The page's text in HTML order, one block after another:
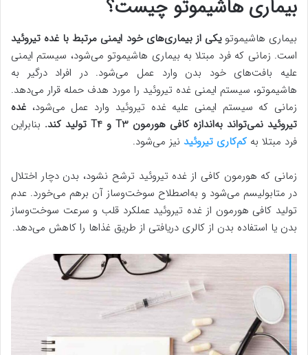
بیماری هاشیموتو چیست؟
بیماری هاشیموتو یکی از بیماری‌های خود ایمنی مرتبط با غده تیروئید
است. زمانی که فرد مبتلا به بیماری هاشیموتو می‌شود، سیستم ایمنی
علیه بافت‌های خود بدن وارد عمل می‌شود. در افراد درگیر به
هاشیموتو، سیستم ایمنی غده تیروئید را مورد هدف حمله قرار می‌دهد.
زمانی که سیستم ایمنی علیه غده تیروئید وارد عمل می‌شود، غده
تیروئید نمی‌تواند به‌اندازه کافی هورمون T3 و T4 تولید کند.
بنابراین
فرد مبتلا به کم‌کاری تیروئید نیز می‌شود.
زمانی که هورمون کافی از غده تیروئید ترشح نشود، بدن دچار اختلال
در متابولیسم می‌شود و به‌اصطلاح سوخت‌وساز آن برهم می‌خورد. عدم
تولید کافی هورمون از غده تیروئید عملکرد قلب و سرعت سوخت‌وساز
بدن یا استفاده بدن از کالری دریافتی از طریق غذاها را کاهش می‌دهد.